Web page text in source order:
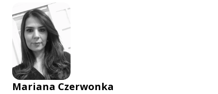
Mariana Czerwonka